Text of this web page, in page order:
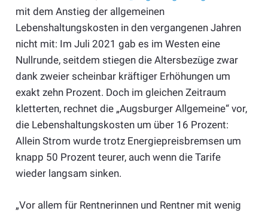
mit dem Anstieg der allgemeinen
Lebenshaltungskosten in den vergangenen Jahren
nicht mit: Im Juli 2021 gab es im Westen eine
Nullrunde, seitdem stiegen die Altersbezüge zwar
dank zweier scheinbar kräftiger Erhöhungen um
exakt zehn Prozent. Doch im gleichen Zeitraum
kletterten, rechnet die „Augsburger Allgemeine“ vor,
die Lebenshaltungskosten um über 16 Prozent:
Allein Strom wurde trotz Energiepreisbremsen um
knapp 50 Prozent teurer, auch wenn die Tarife
wieder langsam sinken.
„Vor allem für Rentnerinnen und Rentner mit wenig